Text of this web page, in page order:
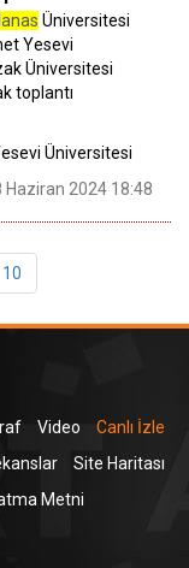
Üniversitesi
Yesevi
Üniversitesi
toplantı
Üniversitesi
Haziran 2024 18:48
10
Video
Canlı İzle
Site Haritası
Metni